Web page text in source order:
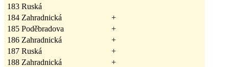
183 Ruská
184 Zahradnická
+
185 Poděbradova
+
186 Zahradnická
+
187 Ruská
+
188 Zahradnická
+